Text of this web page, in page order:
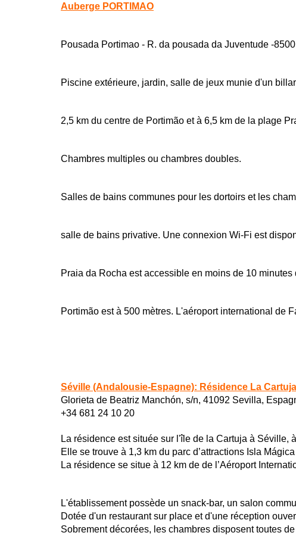
Auberge PORTIMAO
Pousada Portimao - R. da pousada da Juventude -
Piscine extérieure, jardin, salle de jeux munie d'un
2,5 km du centre de Portimão et à 6,5 km de la plage
Chambres multiples ou chambres doubles.
Salles de bains communes pour les dortoirs et les
salle de bains privative. Une connexion Wi-Fi est
Praia da Rocha est accessible en moins de 10
Portimão est à 500 mètres. L'aéroport international de
Séville (Andalousie-Espagne): Résidence La Cartuja
Glorieta de Beatriz Manchón, s/n, 41092 Sevilla,
+34 681 24 10 20
La résidence est située sur l'île de la Cartuja à Séville,
Elle se trouve à 1,3 km du parc d’attractions Isla
La résidence se situe à 12 km de de l’Aéroport
L'établissement possède un snack-bar, un salon
Dotée d'un restaurant sur place et d'une réception
Sobrement décorées, les chambres disposent toutes